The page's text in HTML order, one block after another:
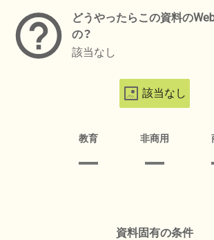
どうやったらこの資料の
の？
該当なし
該当なし
教育 非商用
資料固有の条件